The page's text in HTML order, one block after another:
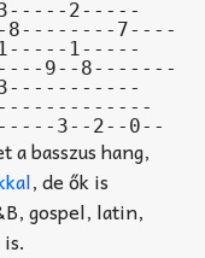
2-----
7----
1-----
9--8-------
3--2--0--
basszus hang,
, de ők is
gospel, latin,